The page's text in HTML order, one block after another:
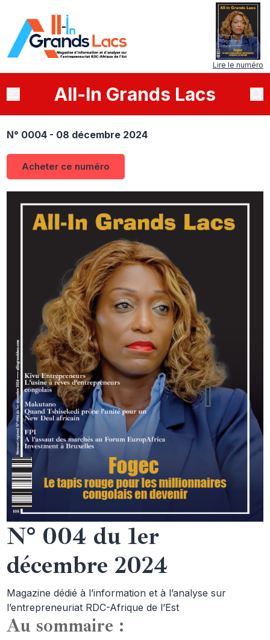
Lire le numéro
All-In Grands Lacs
N° 0004 - 08 décembre 2024
Acheter ce numéro
N° 004 du 1er
décembre 2024
Magazine dédié à l’information et à l’analyse sur
l’entrepreneuriat RDC-Afrique de l’Est
Au sommaire :